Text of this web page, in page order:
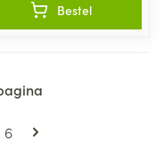
Bestel
pagina
Pagina
6